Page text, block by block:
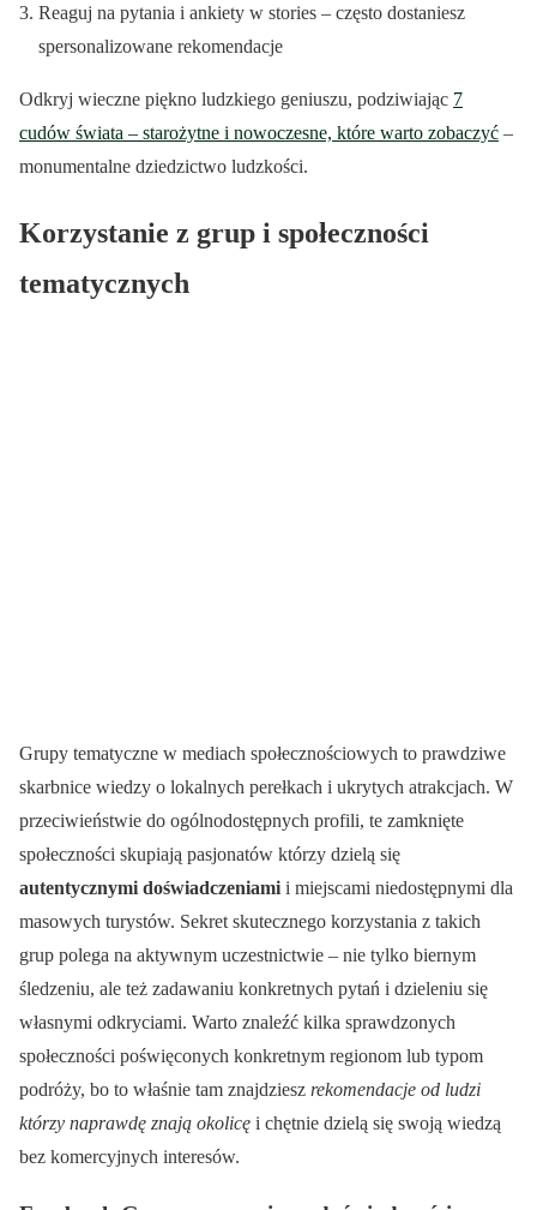
Reaguj na pytania i ankiety w stories – często dostaniesz
spersonalizowane rekomendacje
Odkryj wieczne piękno ludzkiego geniuszu, podziwiając 7
cudów świata – starożytne i nowoczesne, które warto zobaczyć –
monumentalne dziedzictwo ludzkości.
Korzystanie z grup i społeczności
tematycznych
Grupy tematyczne w mediach społecznościowych to prawdziwe
skarbnice wiedzy o lokalnych perełkach i ukrytych atrakcjach. W
przeciwieństwie do ogólnodostępnych profili, te zamknięte
społeczności skupiają pasjonatów którzy dzielą się
autentycznymi doświadczeniami i miejscami niedostępnymi dla
masowych turystów. Sekret skutecznego korzystania z takich
grup polega na aktywnym uczestnictwie – nie tylko biernym
śledzeniu, ale też zadawaniu konkretnych pytań i dzieleniu się
własnymi odkryciami. Warto znaleźć kilka sprawdzonych
społeczności poświęconych konkretnym regionom lub typom
podróży, bo to właśnie tam znajdziesz rekomendacje od ludzi
którzy naprawdę znają okolicę i chętnie dzielą się swoją wiedzą
bez komercyjnych interesów.